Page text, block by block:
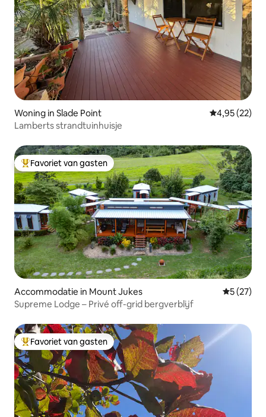
Woning in Slade Point Gemiddelde
4,95 (22)
Lamberts strandtuinhuisje
Topfavoriet van gasten
Favoriet van gasten
Accommodatie in Mount Jukes
5 (27)
Supreme Lodge – Privé off-grid bergverblijf
Topfavoriet van gasten
Favoriet van gasten